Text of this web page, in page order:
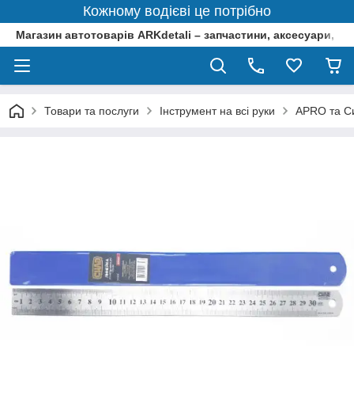
Кожному водієві це потрібно
Магазин автотоварів ARKdetali – запчастини, аксесуари,
Товари та послуги Інструмент на всі руки APRO та